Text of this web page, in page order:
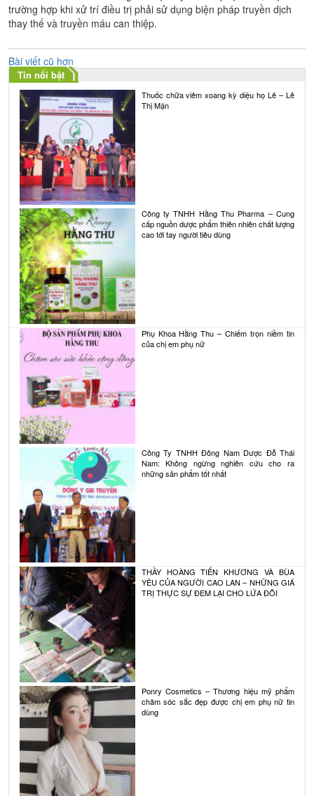
trường hợp khi xử trí điều trị phải sử dụng biện pháp truyền dịch
thay thế và truyền máu can thiệp.
Điều
hướng
bài
viết
Bài viết cũ hơn
Tin nổi bật
Thuốc chữa viêm xoang kỳ diệu họ Lê – Lê
Thị Mận
Công ty TNHH Hằng Thu Pharma – Cung
cấp nguồn dược phẩm thiên nhiên chất lượng
cao tới tay người tiêu dùng
Phụ Khoa Hằng Thu – Chiếm trọn niềm tin
của chị em phụ nữ
Công Ty TNHH Đông Nam Dược Đỗ Thái
Nam: Không ngừng nghiên cứu cho ra
những sản phẩm tốt nhất
THẦY HOÀNG TIẾN KHƯƠNG VÀ BÙA
YÊU CỦA NGƯỜI CAO LAN – NHỮNG GIÁ
TRỊ THỰC SỰ ĐEM LẠI CHO LỨA ĐÔI
Ponry Cosmetics – Thương hiệu mỹ phẩm
chăm sóc sắc đẹp được chị em phụ nữ tin
dùng